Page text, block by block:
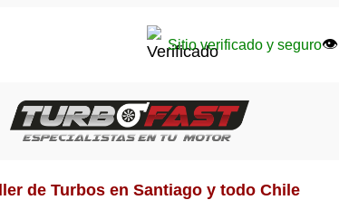
Sitio verificado y seguro👁️
de Turbos en Santiago y todo Chile